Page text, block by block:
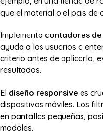
que el material o el país de
Implementa contadores
ayuda a los usuarios a
criterio antes de aplicarlo,
resultados.
El diseño responsive es
dispositivos móviles. Los
en pantallas pequeñas,
modales.